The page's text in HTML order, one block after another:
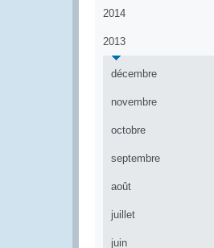
2014
2013
décembre
novembre
octobre
septembre
août
juillet
juin